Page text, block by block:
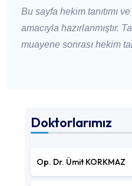
Doktorlarımız
Op. Dr. Ümit KORKMAZ
Bu sayfa hekim tanıtımı
amacıyla hazırlanmıştır.
muayene sonrası hekim